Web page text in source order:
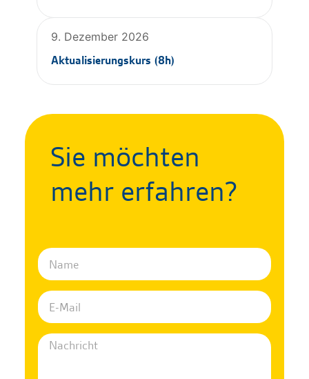
9. Dezember 2026
Aktualisierungskurs (8h)
Sie möchten
mehr erfahren?